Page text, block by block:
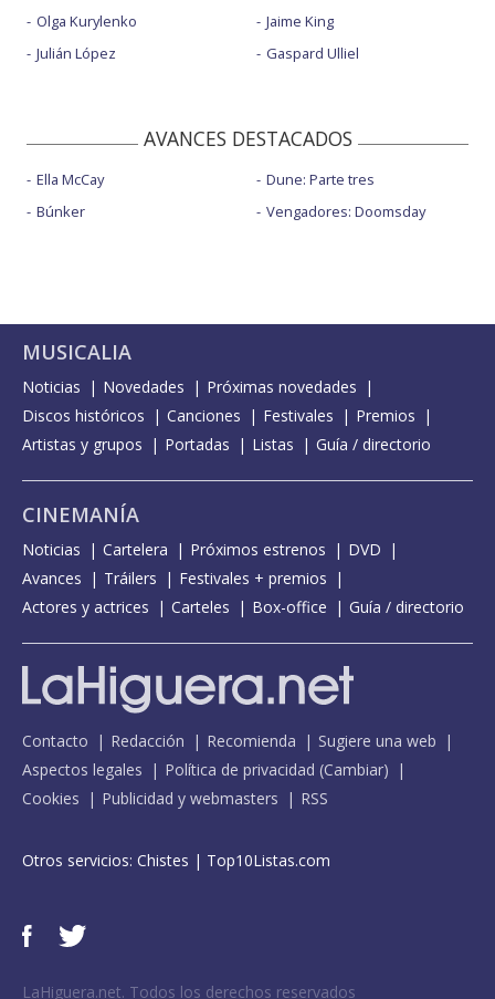
Olga Kurylenko
Julián López
Jaime King
Gaspard Ulliel
AVANCES DESTACADOS
Ella McCay
Búnker
Dune: Parte tres
Vengadores: Doomsday
MUSICALIA
Noticias Novedades
Próximas novedades
Discos históricos
Canciones Festivales
Premios
Artistas y grupos
Portadas Listas Guía / directorio
CINEMANÍA
Noticias Cartelera Próximos estrenos
DVD
Avances
Tráilers
Festivales + premios
Actores y actrices
Carteles Box-office Guía / directorio
Contacto Redacción Recomienda
Sugiere una web
Aspectos legales
Política de privacidad (Cambiar)
Cookies
Publicidad y webmasters RSS
Otros servicios: Chistes | Top10Listas.com
LaHiguera.net. Todos los derechos reservados